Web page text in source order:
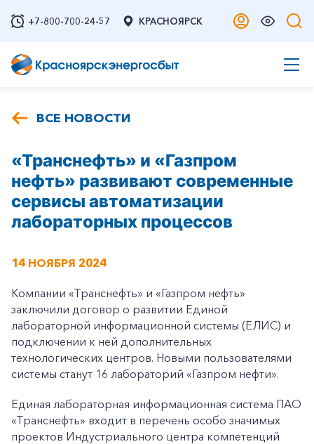
+7-800-700-24-57 КРАСНОЯРСК
ВСЕ НОВОСТИ
«Транснефть» и «Газпром
нефть» развивают современные
сервисы автоматизации
лабораторных процессов
14 НОЯБРЯ 2024
Компании «Транснефть» и «Газпром нефть»
заключили договор о развитии Единой
лабораторной информационной системы (ЕЛИС) и
подключении к ней дополнительных
технологических центров. Новыми пользователями
системы станут 16 лабораторий «Газпром нефти».
Единая лабораторная информационная система ПАО
«Транснефть» входит в перечень особо значимых
проектов Индустриального центра компетенций